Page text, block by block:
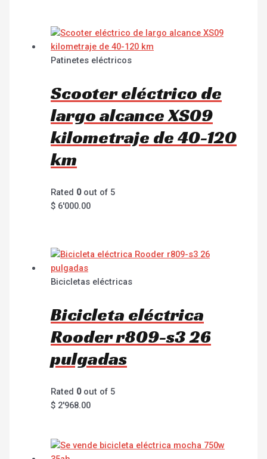
Patinetes eléctricos
Scooter eléctrico de
largo alcance XS09
kilometraje de 40-120
km
Rated 0out of 5
$ 6'000.00
Bicicletas eléctricas
Bicicleta eléctrica
Rooder r809-s3 26
pulgadas
Rated 0out of 5
$ 2'968.00